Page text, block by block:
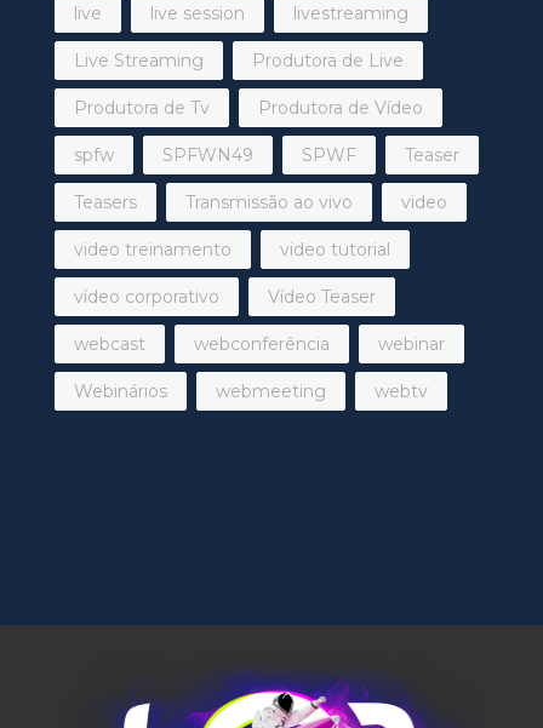
live live session livestreaming
Live Streaming Produtora de Live
Produtora de Tv Produtora de Vídeo
spfw SPFWN49 SPWF Teaser
Teasers Transmissão ao vivo video
video treinamento video tutorial
vídeo corporativo Vídeo Teaser
webcast webconferência webinar
Webinários webmeeting webtv